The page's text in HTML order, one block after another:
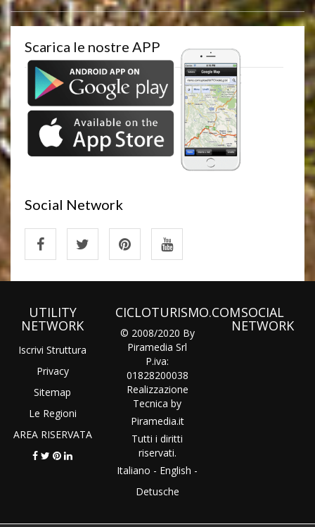
Scarica le nostre APP
Social Network
UTILITY
NETWORK
Iscrivi Struttura
Privacy
Sitemap
Le Regioni
AREA RISERVATA
CICLOTURISMO.COM
© 2008/2020 By
Piramedia Srl
P.iva:
01828200038
Realizzazione
Tecnica by
Piramedia.it
Tutti i diritti
riservati.
Italiano - English -
Detusche
SOCIAL
NETWORK